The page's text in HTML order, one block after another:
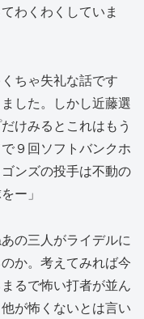
わくわくしていま
ちゃ失礼な話です
した。しかし近藤選
けみるとこれはもう
９回ソフトバンクホ
ンズの投手は不動の
ー」
の三人がライデルに
か。考えてみれば今
るで怖い打者が並ん
が怖くないとは言い